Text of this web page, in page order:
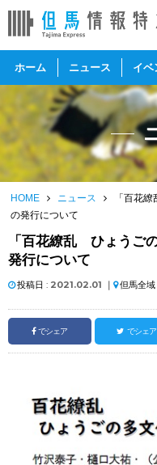
ホーム ニュース イベ
HOME ニュース
「百花
の発行について
「百花繚乱 ひょうご
発行について
投稿日 : 2021.02.01 ｜ 但馬全
でシェア でシェア